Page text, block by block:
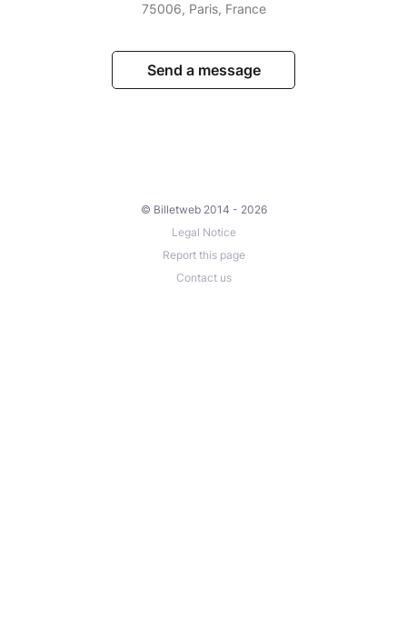
75006, Paris, France
Send a message
© Billetweb 2014 - 2026
Legal Notice
Report this page
Contact us